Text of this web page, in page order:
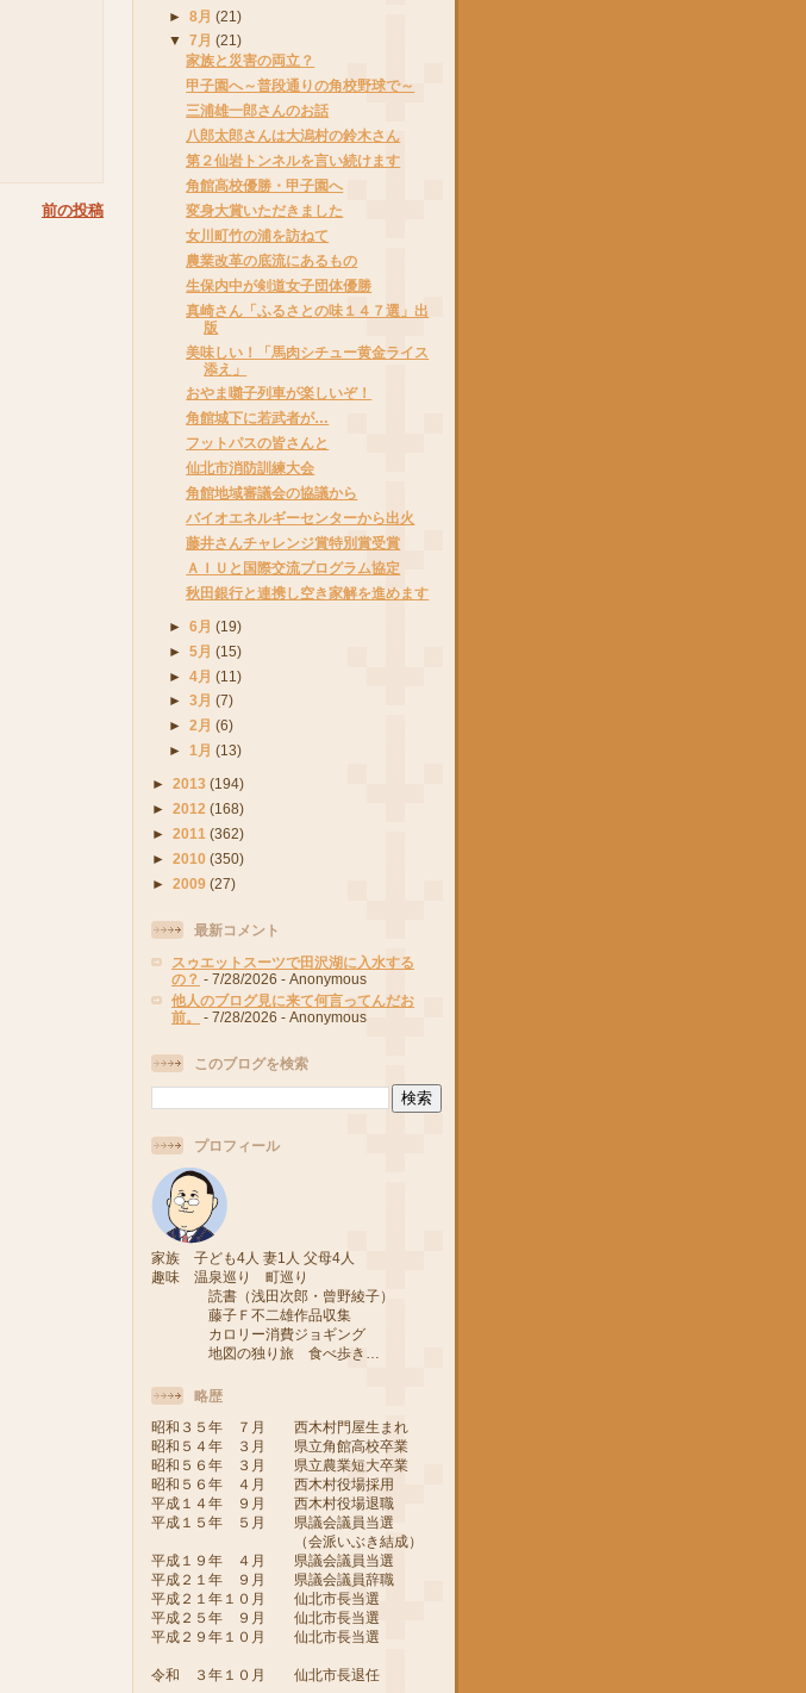
前の投稿
►8月(21)
▼7月(21)
家族と災害の両立？
甲子園へ～普段通りの角校野球で～
三浦雄一郎さんのお話
八郎太郎さんは大潟村の鈴木さん
第２仙岩トンネルを言い続けます
角館高校優勝・甲子園へ
変身大賞いただきました
女川町竹の浦を訪ねて
農業改革の底流にあるもの
生保内中が剣道女子団体優勝
真崎さん「ふるさとの味１４７選」出
版
美味しい！「馬肉シチュー黄金ライス
添え」
おやま囃子列車が楽しいぞ！
角館城下に若武者が…
フットパスの皆さんと
仙北市消防訓練大会
角館地域審議会の協議から
バイオエネルギーセンターから出火
藤井さんチャレンジ賞特別賞受賞
ＡＩＵと国際交流プログラム協定
秋田銀行と連携し空き家解を進めます
►6月(19)
►5月(15)
►4月(11)
►3月(7)
►2月(6)
► 1月(13)
► 2013 (194)
► 2012 (168)
► 2011 (362)
► 2010 (350)
► 2009 (27)
最新コメント
スゥエットスーツで田沢湖に入水する
の？ - 7/28/2026 - Anonymous
他人のブログ見に来て何言ってんだお
前。
- 7/28/2026 - Anonymous
このブログを検索
プロフィール
家族 子ども4人 妻1人 父母4人
趣味 温泉巡り 町巡り
読書（浅田次郎・曾野綾子）
藤子Ｆ不二雄作品収集
カロリー消費ジョギング
地図の独り旅 食べ歩き…
略歴
昭和３５年 ７月 西木村門屋生まれ
昭和５４年 ３月 県立角館高校卒業
昭和５６年 ３月 県立農業短大卒業
昭和５６年 ４月 西木村役場採用
平成１４年 ９月 西木村役場退職
平成１５年 ５月 県議会議員当選
（会派いぶき結成）
平成１９年 ４月 県議会議員当選
平成２１年 ９月 県議会議員辞職
平成２１年１０月 仙北市長当選
平成２５年 ９月 仙北市長当選
平成２９年１０月 仙北市長当選
令和 ３年１０月 仙北市長退任